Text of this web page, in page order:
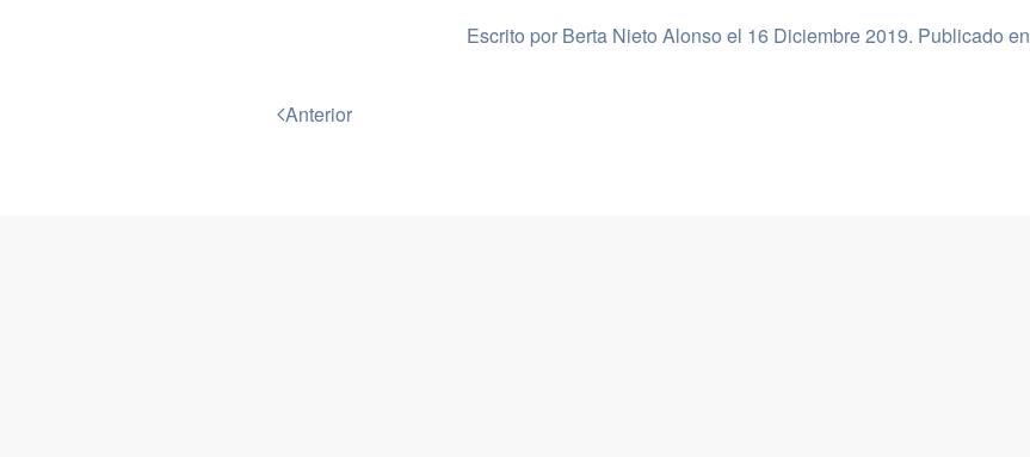
Escrito por Berta Nieto Alonso el 16 Diciembre 2019. Publicado en
Anterior